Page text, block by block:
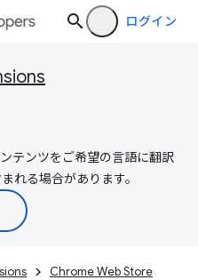
ログイン
テンツをご希望の言語に翻訳
れる場合があります。
Chrome Web Store